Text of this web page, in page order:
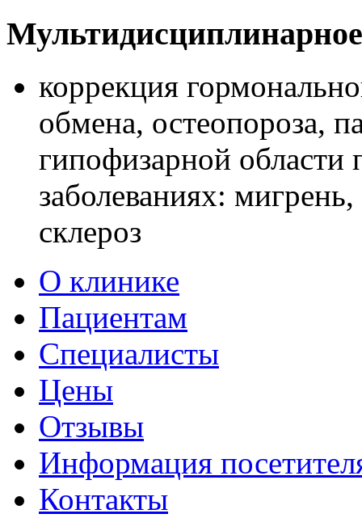
коррекция
обмена, остеопороза,
гипофизарной
заболеваниях:
склероз
О клинике
Пациентам
Специалисты
Цены
Отзывы
Информация
Контакты